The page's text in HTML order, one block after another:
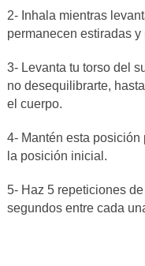
2- Inhala mientras
permanecen estiradas y
3- Levanta tu torso del
no desequilibrarte,
el cuerpo.
4- Mantén esta posición
la posición inicial.
5- Haz 5 repeticiones
segundos entre cada